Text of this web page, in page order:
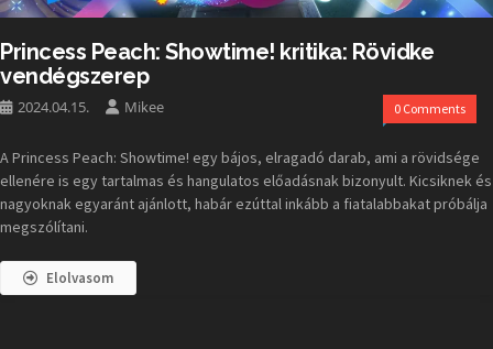
Princess Peach: Showtime! kritika: Rövidke
vendégszerep
2024.04.15. Mikee 0 Comments
A Princess Peach: Showtime! egy bájos, elragadó darab, ami a rövidsége
ellenére is egy tartalmas és hangulatos előadásnak bizonyult. Kicsiknek és
nagyoknak egyaránt ajánlott, habár ezúttal inkább a fiatalabbakat próbálja
megszólítani.
Elolvasom